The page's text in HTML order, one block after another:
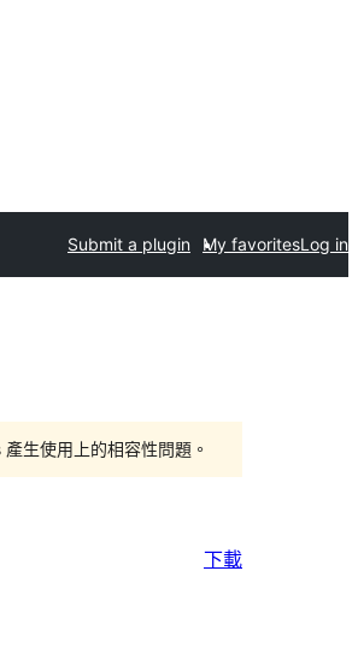
Submit a plugin My favoritesLog in
生使用上的相容性問題。
下載